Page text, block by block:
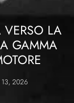
VERSO LA
GAMMA
2026